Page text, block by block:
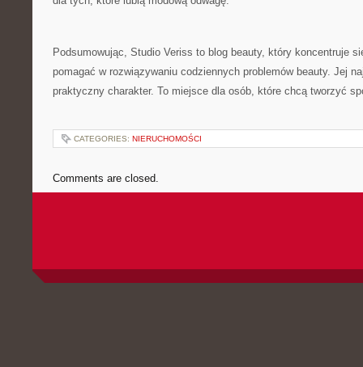
Podsumowując, Studio Veriss to blog beauty, który koncentruje
pomagać w rozwiązywaniu codziennych problemów beauty. Jej
praktyczny charakter. To miejsce dla osób, które chcą tworzyć
CATEGORIES: NIERUCHOMOŚCI
Comments are closed.